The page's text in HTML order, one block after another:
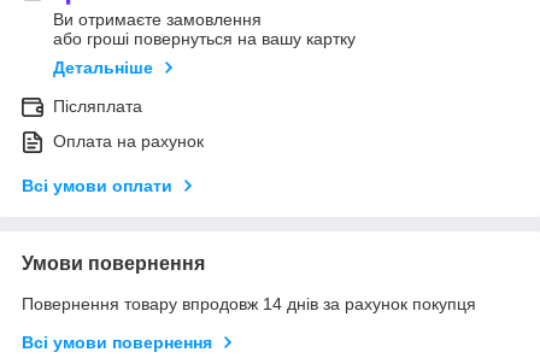
Ви отримаєте замовлення
або гроші повернуться на вашу картку
Детальніше
Післяплата
Оплата на рахунок
Всі умови оплати
Умови повернення
Повернення товару впродовж 14 днів за рахунок покупця
Всі умови повернення